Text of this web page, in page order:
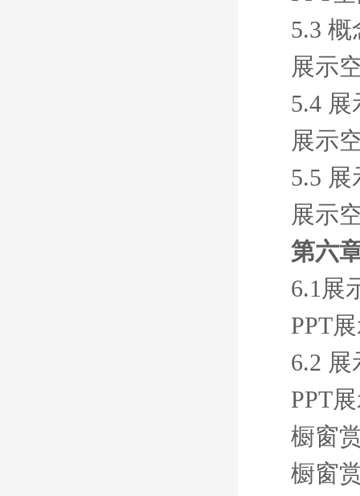
5.3
展示
5.4
展示
5.5
展示
第六
6.1展
PPT
6.2
PPT
橱窗
橱窗